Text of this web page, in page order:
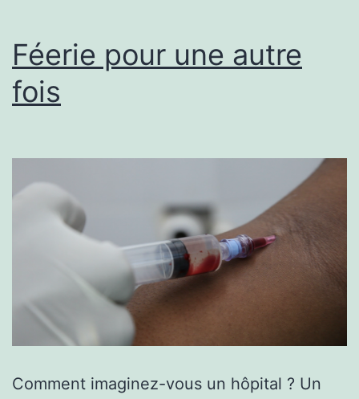
Féerie pour une autre
fois
Comment imaginez-vous un hôpital ? Un